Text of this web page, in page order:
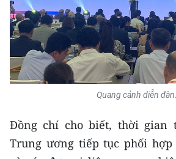
Media Môi trường
Ảnh
Infographic
TIN MỚI
TIN ĐỊA PHƯƠNG
Quang cảnh diễn đàn.
Đồng chí cho biết, thời gian
Trung ương tiếp tục phối hợp